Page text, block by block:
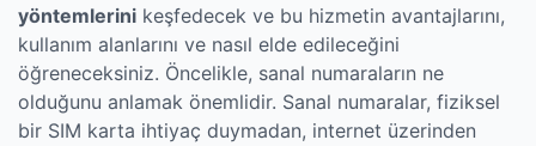
yöntemlerini keşfedecek ve bu hizmetin avantajlarını,
kullanım alanlarını ve nasıl elde edileceğini
öğreneceksiniz. Öncelikle, sanal numaraların ne
olduğunu anlamak önemlidir. Sanal numaralar, fiziksel
bir SIM karta ihtiyaç duymadan, internet üzerinden